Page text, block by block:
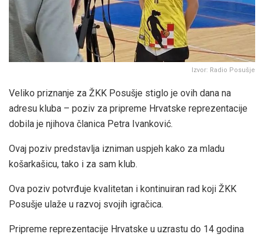
Izvor: Radio Posušje
Veliko priznanje za ŽKK Posušje stiglo je ovih dana na
adresu kluba – poziv za pripreme Hrvatske reprezentacije
dobila je njihova članica Petra Ivanković.
Ovaj poziv predstavlja izniman uspjeh kako za mladu
košarkašicu, tako i za sam klub.
Ova poziv potvrđuje kvalitetan i kontinuiran rad koji ŽKK
Posušje ulaže u razvoj svojih igračica.
Pripreme reprezentacije Hrvatske u uzrastu do 14 godina